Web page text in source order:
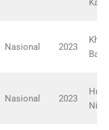
Nasional 2023
Nasional 2023